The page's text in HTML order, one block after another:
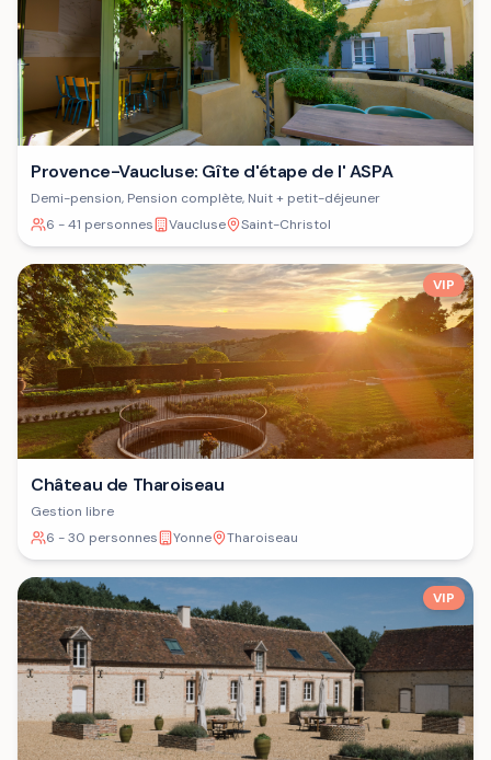
Provence-Vaucluse: Gîte d'étape de l' ASPA
Demi-pension, Pension complète, Nuit + petit-déjeuner
6 - 41 personnes
Vaucluse Saint-Christol
VIP
Château de Tharoiseau
Gestion libre
6 - 30 personnes
Yonne Tharoiseau
VIP